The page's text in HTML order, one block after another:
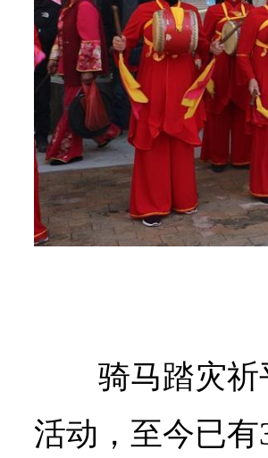
骑马踏灾祈
活动，至今已